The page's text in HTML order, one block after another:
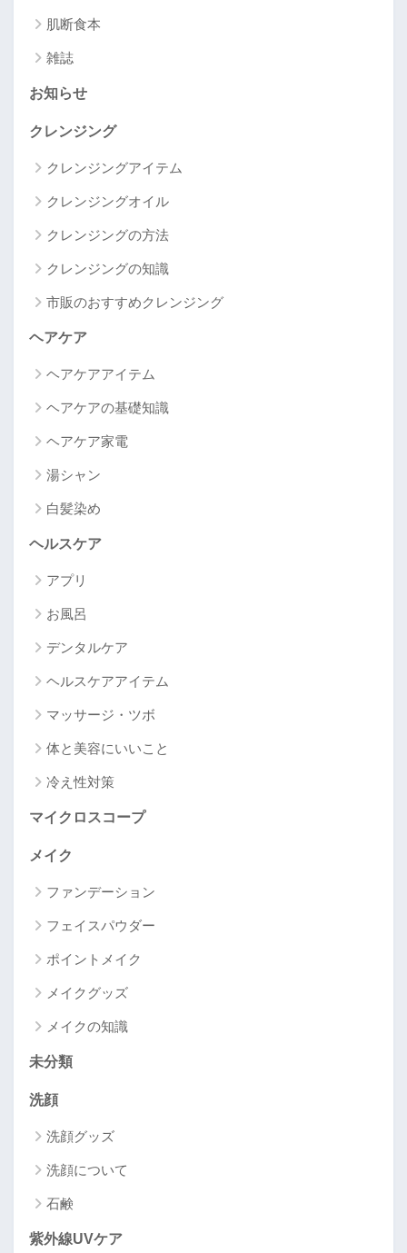
肌断食本
雑誌
お知らせ
クレンジング
クレンジングアイテム
クレンジングオイル
クレンジングの方法
クレンジングの知識
市販のおすすめクレンジング
ヘアケア
ヘアケアアイテム
ヘアケアの基礎知識
ヘアケア家電
湯シャン
白髪染め
ヘルスケア
アプリ
お風呂
デンタルケア
ヘルスケアアイテム
マッサージ・ツボ
体と美容にいいこと
冷え性対策
マイクロスコープ
メイク
ファンデーション
フェイスパウダー
ポイントメイク
メイクグッズ
メイクの知識
未分類
洗顔
洗顔グッズ
洗顔について
石鹸
紫外線UVケア